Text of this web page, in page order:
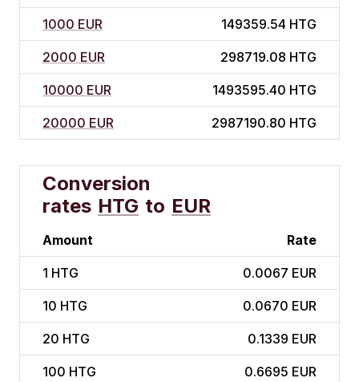
1000 EUR 149359.54 HTG
2000 EUR 298719.08 HTG
10000 EUR 1493595.40 HTG
20000 EUR 2987190.80 HTG
Conversion
rates HTG to EUR
Amount Rate
1 HTG 0.0067 EUR
10 HTG 0.0670 EUR
20 HTG 0.1339 EUR
100 HTG 0.6695 EUR